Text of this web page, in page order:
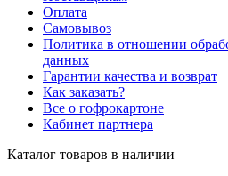
Оплата
Самовывоз
Политика в отношении
данных
Гарантии качества и возврат
Как заказать?
Все о гофрокартоне
Кабинет партнера
Каталог товаров в наличии